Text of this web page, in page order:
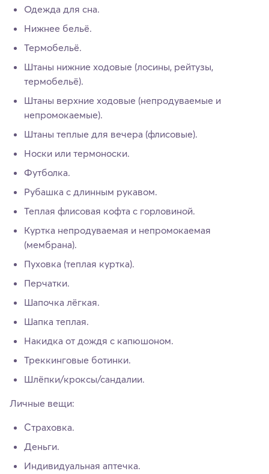
Одежда для сна.
Нижнее бельё.
Термобельё.
Штаны нижние ходовые (лосины, рейтузы,
термобельё).
Штаны верхние ходовые (непродуваемые и
непромокаемые).
Штаны теплые для вечера (флисовые).
Носки или термоноски.
Футболка.
Рубашка с длинным рукавом.
Теплая флисовая кофта с горловиной.
Куртка непродуваемая и непромокаемая
(мембрана).
Пуховка (теплая куртка).
Перчатки.
Шапочка лёгкая.
Шапка теплая.
Накидка от дождя с капюшоном.
Треккинговые ботинки.
Шлёпки/кроксы/сандалии.
Личные вещи:
Страховка.
Деньги.
Индивидуальная аптечка.